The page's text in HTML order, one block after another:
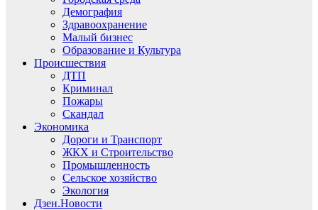
Демография
Здравоохранение
Малый бизнес
Образование и Культура
Происшествия
ДТП
Криминал
Пожары
Скандал
Экономика
Дороги и Транспорт
ЖКХ и Строительство
Промышленность
Сельское хозяйство
Экология
Дзен.Новости